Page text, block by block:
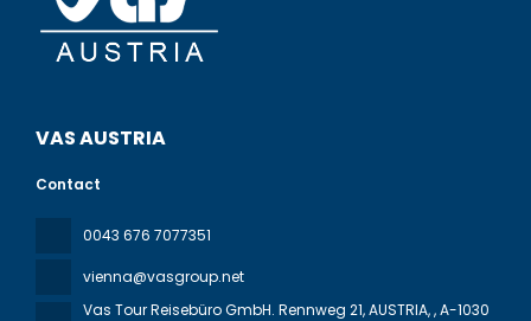
VAS AUSTRIA
Contact
0043 676 7077351
vienna@vasgroup.net
Vas Tour Reisebüro GmbH. Rennweg 21, AUSTRIA,, A-1030